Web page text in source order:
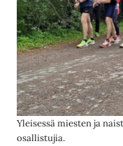
Yleisessä miesten ja
osallistujia.